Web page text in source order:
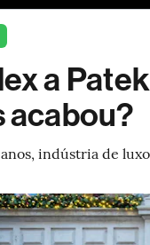
a
acabou?
indústria de